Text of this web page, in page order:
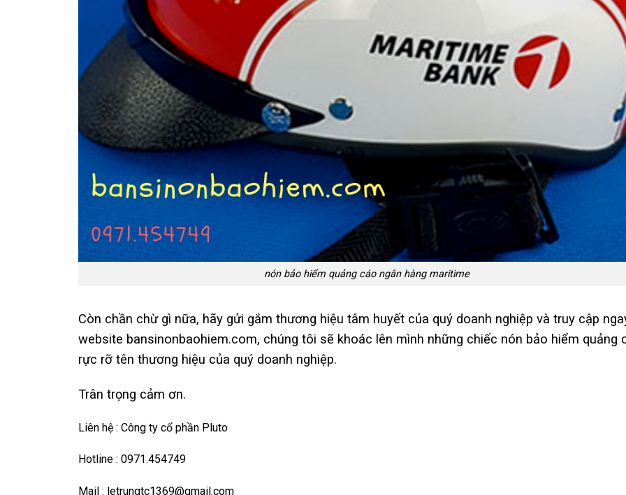
nón bảo hiểm quảng cáo ngân hàng maritime
Còn chần chừ gì nữa, hãy gửi gắm thương hiệu tâm huyết của quý doanh nghiệp và truy cập
website bansinonbaohiem.com, chúng tôi sẽ khoác lên mình những chiếc nón bảo hiểm quảng
rực rỡ tên thương hiệu của quý doanh nghiệp.
Trân trọng cảm ơn.
Liên hệ : Công ty cổ phần Pluto
Hotline : 0971.454749
Mail : letrungtc1369@gmail.com